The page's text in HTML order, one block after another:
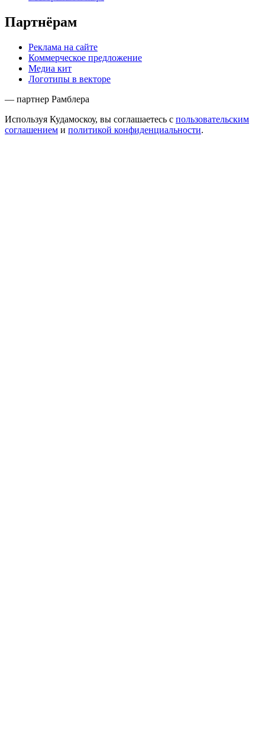
Партнёрам
Реклама на сайте
Коммерческое предложение
Медиа кит
Логотипы в векторе
— партнер Рамблера
Используя Кудамоскоу, вы соглашаетесь с пользовательским
соглашением и политикой конфиденциальности.